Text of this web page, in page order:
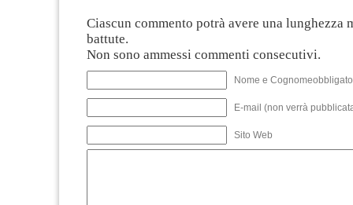
Ciascun commento potrà avere una lunghezza
battute.
Non sono ammessi commenti consecutivi.
Nome e
E-mail (non verrà
Sito Web